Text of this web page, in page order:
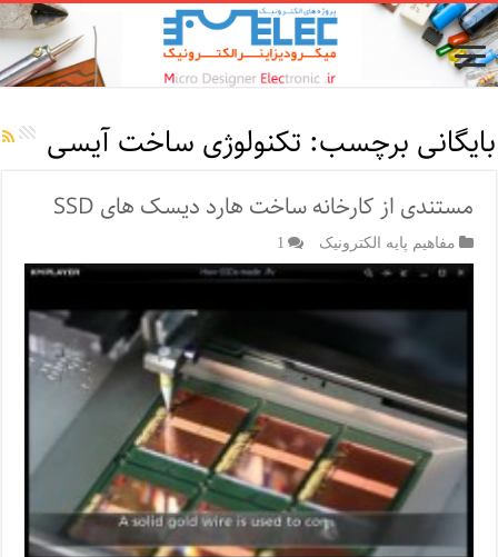
بایگانی برچسب: تکنولوژی ساخت آیسی
مستندی از کارخانه ساخت هارد دیسک های SSD
مفاهیم پایه الکترونیک 1